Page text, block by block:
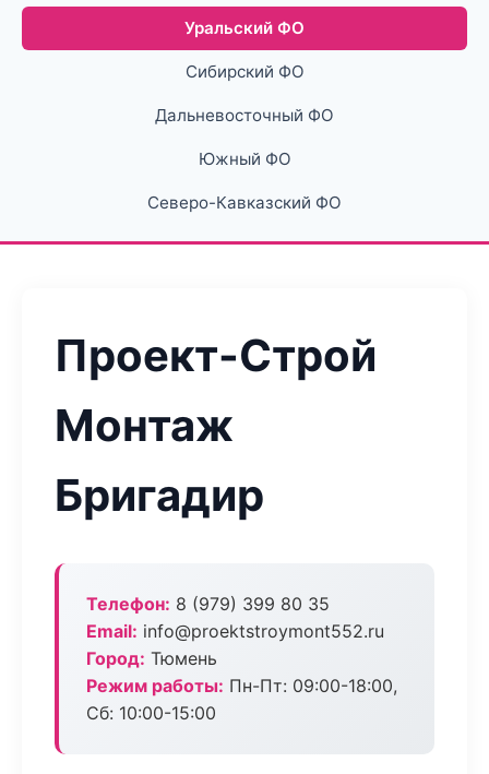
Уральский ФО
Сибирский ФО
Дальневосточный ФО
Южный ФО
Северо-Кавказский ФО
Проект-Строй
Монтаж
Бригадир
Телефон: 8 (979) 399 80 35
Email: info@proektstroymont552.ru
Город: Тюмень
Режим работы: Пн-Пт: 09:00-18:00,
Сб: 10:00-15:00